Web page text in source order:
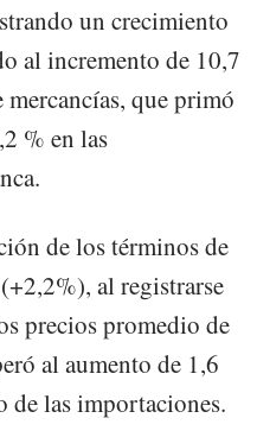
un crecimiento
al incremento de 10,7
que primó
% en las
de los términos de
al registrarse
precios promedio de
al aumento de 1,6
de las importaciones.